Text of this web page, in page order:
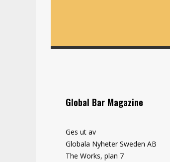
Global Bar Magazine
Ges ut av
Globala Nyheter Sweden AB
The Works, plan 7